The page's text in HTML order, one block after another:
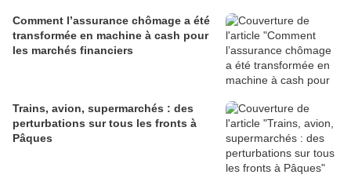
Comment l’assurance chômage a été
transformée en machine à cash pour
les marchés financiers
Trains, avion, supermarchés : des
perturbations sur tous les fronts à
Pâques